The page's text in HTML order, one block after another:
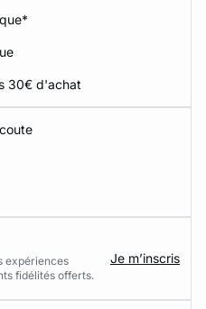
30€ d'achat
expériences
fidélités offerts.
Je m’inscris